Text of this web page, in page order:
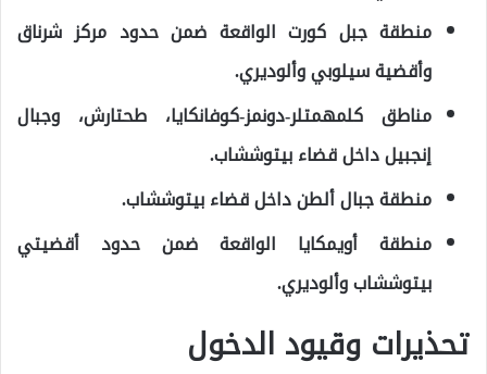
منطقة جبل كورت الواقعة ضمن حدود مركز شرناق
وأقضية سيلوبي وألوديري.
مناطق كلمهمتلر-دونمز-كوفانكايا، طحتارش، وجبال
إنجبيل داخل قضاء بيتوششاب.
منطقة جبال ألطن داخل قضاء بيتوششاب.
منطقة أويمكايا الواقعة ضمن حدود أقضيتي
بيتوششاب وألوديري.
تحذيرات وقيود الدخول